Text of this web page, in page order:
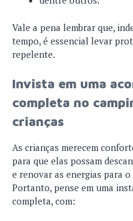
Vale a pena lembrar que,
tempo, é essencial levar
repelente.
Invista em uma
completa no
crianças
As crianças merecem
para que elas possam
e renovar as energias para
Portanto, pense em uma
completa, com: